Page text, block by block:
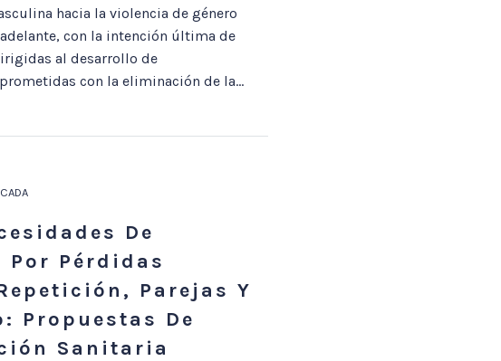
hacia la violencia de género
con la intención última de
al desarrollo de
con la eliminación de la...
De
Por Pérdidas
Parejas Y
Propuestas De
Sanitaria